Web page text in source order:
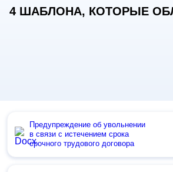
4 ШАБЛОНА, КОТОРЫЕ
Предупреждение об увольнении
в связи с истечением срока
срочного трудового договора